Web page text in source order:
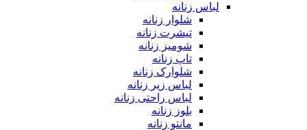
لباس زنانه
شلوار زنانه
تیشرت زنانه
شومیز زنانه
تاپ زنانه
شلوارک زنانه
لباس زیر زنانه
لباس راحتی زنانه
بلوز زنانه
مانتو زنانه